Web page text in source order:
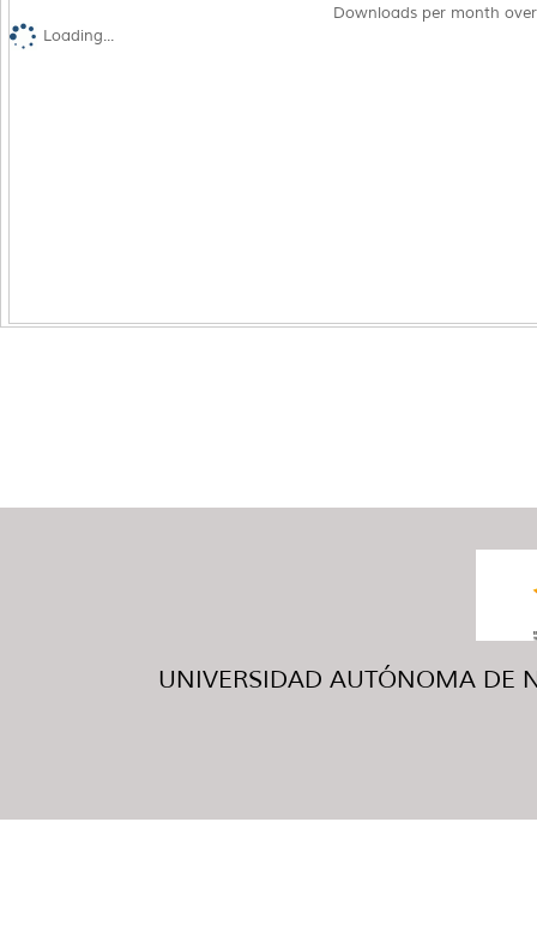
Downloads per month
Loading...
UNIVERSIDAD AUTÓNOMA DE